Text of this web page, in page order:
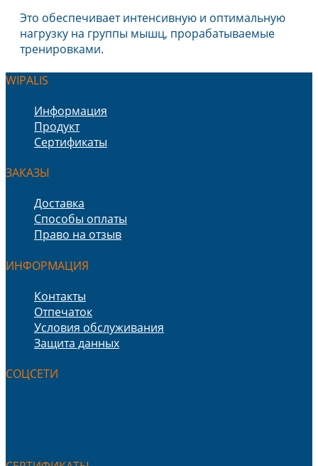
Это обеспечивает интенсивную и оптимальную
нагрузку на группы мышц, прорабатываемые
тренировками.
WIPALIS
Информация
Продукт
Сертификаты
ЗАКАЗЫ
Доставка
Способы оплаты
Право на отзыв
ИНФОРМАЦИЯ
Контакты
Отпечаток
Условия обслуживания
Защита данных
СОЦСЕТИ